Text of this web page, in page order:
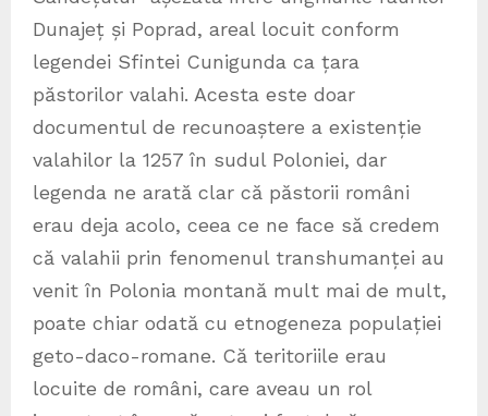
Dunajeț și Poprad, areal locuit conform
legendei Sfintei Cunigunda ca țara
păstorilor valahi. Acesta este doar
documentul de recunoaștere a existenție
valahilor la 1257 în sudul Poloniei, dar
legenda ne arată clar că păstorii români
erau deja acolo, ceea ce ne face să credem
că valahii prin fenomenul transhumanței au
venit în Polonia montană mult mai de mult,
poate chiar odată cu etnogeneza populației
geto-daco-romane. Că teritoriile erau
locuite de români, care aveau un rol